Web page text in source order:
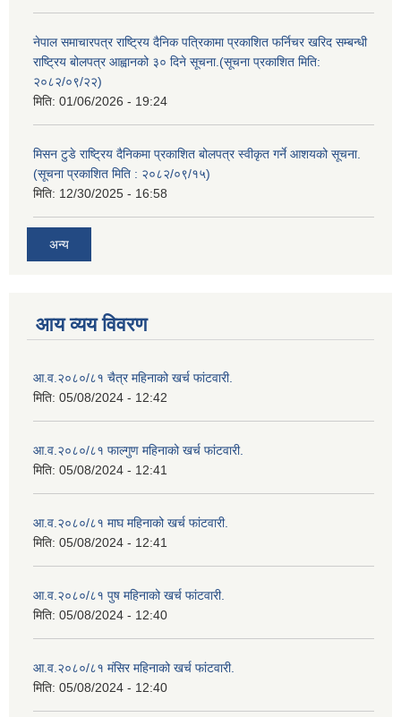
नेपाल समाचारपत्र राष्ट्रिय दैनिक पत्रिकामा प्रकाशित फर्निचर खरिद सम्बन्धी
राष्ट्रिय बोलपत्र आह्वानको ३० दिने सूचना.(सूचना प्रकाशित मिति:
२०८२/०९/२२)
मिति: 01/06/2026 - 19:24
मिसन टुडे राष्ट्रिय दैनिकमा प्रकाशित बोलपत्र स्वीकृत गर्ने आशयको सूचना.
(सूचना प्रकाशित मिति : २०८२/०९/१५)
मिति: 12/30/2025 - 16:58
अन्य
आय व्यय विवरण
आ.व.२०८०/८१ चैत्र महिनाको खर्च फांटवारी.
मिति: 05/08/2024 - 12:42
आ.व.२०८०/८१ फाल्गुण महिनाको खर्च फांटवारी.
मिति: 05/08/2024 - 12:41
आ.व.२०८०/८१ माघ महिनाको खर्च फांटवारी.
मिति: 05/08/2024 - 12:41
आ.व.२०८०/८१ पुष महिनाको खर्च फांटवारी.
मिति: 05/08/2024 - 12:40
आ.व.२०८०/८१ मंसिर महिनाको खर्च फांटवारी.
मिति: 05/08/2024 - 12:40